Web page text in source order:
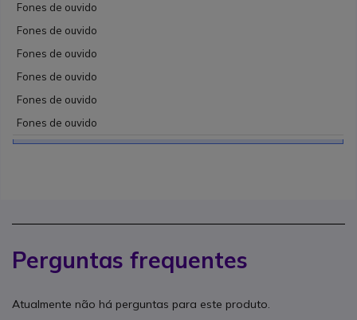
Fones de ouvido
Fones de ouvido
Fones de ouvido
Fones de ouvido
Fones de ouvido
Fones de ouvido
Perguntas frequentes
Atualmente não há perguntas para este produto.